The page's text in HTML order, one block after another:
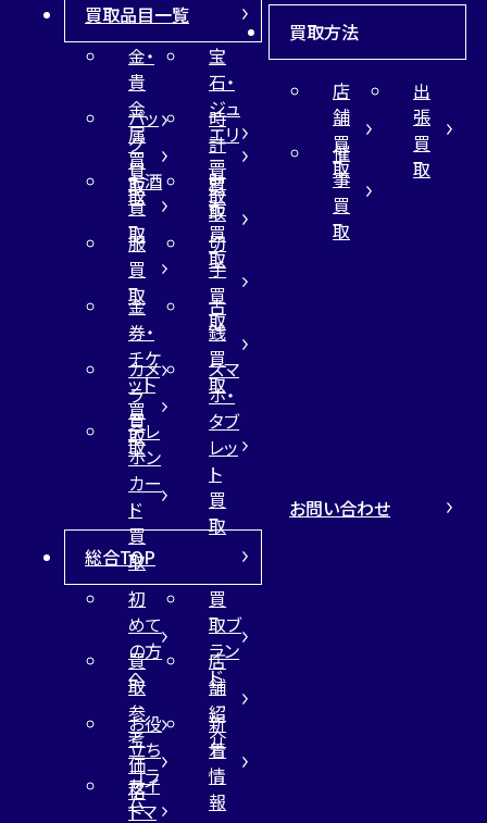
買取品目一覧
金・
貴
金
属
買
取
宝
石・
ジュ
エリ
ー
買
取
バッ
グ
買
取
時
計
買
取
お酒
買
取
財
布
買
取
服
買
取
切
手
買
取
金
券・
チケ
ット
買
取
古
銭
買
取
カメ
ラ
買
取
スマ
ホ・
タブ
レッ
ト
買
取
テレ
ホン
カー
ド
買
取
買取方法
店
舗
買
取
出
張
買
取
催
事
買
取
総合TOP
初
めて
の方
へ
買
取ブ
ラン
ド
買
取
参
考
価
格
店
舗
紹
介
お役
立ち
コラ
ム
新
着
情
報
サイ
トマ
お問い合わせ